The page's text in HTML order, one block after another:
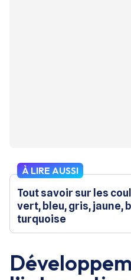
À LIRE AUSSI
Tout savoir sur les
vert, bleu, gris, jaune,
turquoise